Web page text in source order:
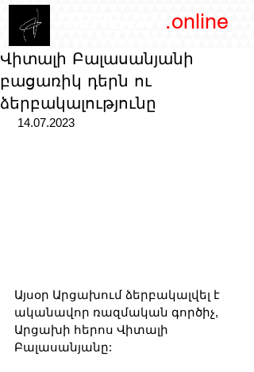
.online
Վիտալի Բալասանյանի
բացառիկ դերն ու
ձերբակալությունը
14.07.2023
Այսօր Արցախում ձերբակալվել է
ականավոր ռազմական գործիչ,
Արցախի հերոս Վիտալի
Բալասանյանը: